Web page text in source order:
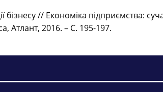
// Економіка підприємства:
Атлант, 2016. – C. 195-197.